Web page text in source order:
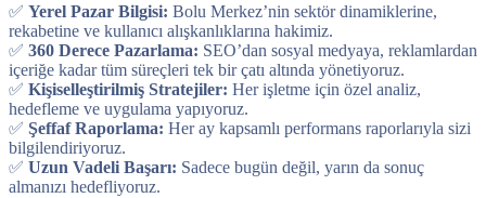
✅ Yerel Pazar Bilgisi: Bolu Merkez’nin sektör dinamiklerine,
rekabetine ve kullanıcı alışkanlıklarına hakimiz.
✅ 360 Derece Pazarlama: SEO’dan sosyal medyaya, reklamlardan
içeriğe kadar tüm süreçleri tek bir çatı altında yönetiyoruz.
✅ Kişiselleştirilmiş Stratejiler: Her işletme için özel analiz,
hedefleme ve uygulama yapıyoruz.
✅ Şeffaf Raporlama: Her ay kapsamlı performans raporlarıyla sizi
bilgilendiriyoruz.
✅ Uzun Vadeli Başarı: Sadece bugün değil, yarın da sonuç
almanızı hedefliyoruz.